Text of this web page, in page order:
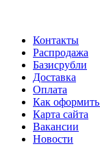
Контакты
Распродажа
Базисрубли
Доставка
Оплата
Как оформить
Карта сайта
Вакансии
Новости